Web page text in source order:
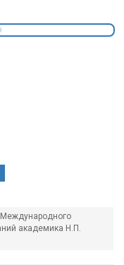
академика Н.П.